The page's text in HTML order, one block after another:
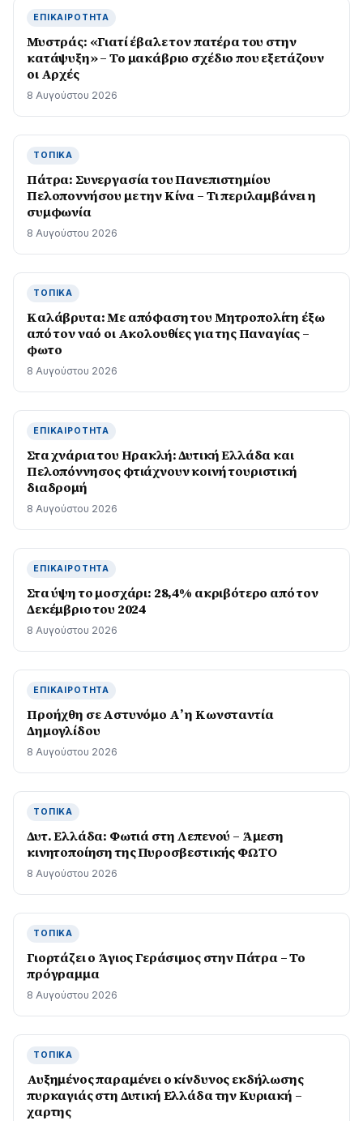
ΕΠΙΚΑΙΡΌΤΗΤΑ
Μυστράς: «Γιατί έβαλε τον πατέρα του στην
κατάψυξη» – Το μακάβριο σχέδιο που εξετάζουν
οι Αρχές
8 Αυγούστου 2026
ΤΟΠΙΚΆ
Πάτρα: Συνεργασία του Πανεπιστημίου
Πελοποννήσου με την Κίνα – Τι περιλαμβάνει η
συμφωνία
8 Αυγούστου 2026
ΤΟΠΙΚΆ
Καλάβρυτα: Με απόφαση του Μητροπολίτη έξω
από τον ναό οι Ακολουθίες για της Παναγίας –
φωτο
8 Αυγούστου 2026
ΕΠΙΚΑΙΡΌΤΗΤΑ
Στα χνάρια του Ηρακλή: Δυτική Ελλάδα και
Πελοπόννησος φτιάχνουν κοινή τουριστική
διαδρομή
8 Αυγούστου 2026
ΕΠΙΚΑΙΡΌΤΗΤΑ
Στα ύψη το μοσχάρι: 28,4% ακριβότερο από τον
Δεκέμβριο του 2024
8 Αυγούστου 2026
ΕΠΙΚΑΙΡΌΤΗΤΑ
Προήχθη σε Αστυνόμο Α’ η Κωνσταντία
Δημογλίδου
8 Αυγούστου 2026
ΤΟΠΙΚΆ
Δυτ. Ελλάδα: Φωτιά στη Λεπενού – Άμεση
κινητοποίηση της Πυροσβεστικής ΦΩΤΟ
8 Αυγούστου 2026
ΤΟΠΙΚΆ
Γιορτάζει ο Άγιος Γεράσιμος στην Πάτρα – Το
πρόγραμμα
8 Αυγούστου 2026
ΤΟΠΙΚΆ
Αυξημένος παραμένει ο κίνδυνος εκδήλωσης
πυρκαγιάς στη Δυτική Ελλάδα την Κυριακή –
χαρτης